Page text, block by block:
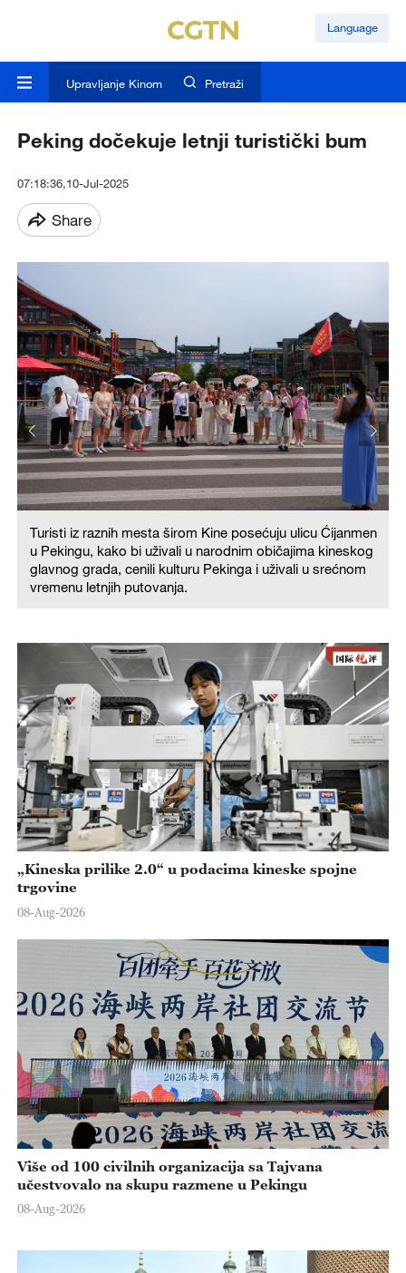
Language
Upravljanje Kinom Pretraži
Peking dočekuje letnji turistički bum
07:18:36,10-Jul-2025
Share
Turisti iz raznih mesta širom Kine posećuju ulicu Ćijanmen
u Pekingu, kako bi uživali u narodnim običajima kineskog
glavnog grada, cenili kulturu Pekinga i uživali u srećnom
vremenu letnjih putovanja.
„Kineska prilike 2.0“ u podacima kineske spojne
trgovine
08-Aug-2026
Više od 100 civilnih organizacija sa Tajvana
učestvovalo na skupu razmene u Pekingu
08-Aug-2026